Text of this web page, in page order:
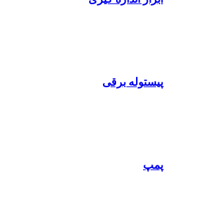
پیستوله برقی
پمپ